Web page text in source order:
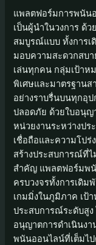
แพลตฟอร์มการพนัน
เป็นผู้นำในวงการ ด้
สมบูรณ์แบบ ทั้งการ
มอบความสะดวกสบ
เล่นทุกคน กลุ่มเป้า
พิเศษและมาตรฐาน
อย่างราบรื่นบนทุกอุป
ปลอดภัย ด้วยใบอนุญ
หน่วยงานระหว่างป
เชื่อถือและความโปร่
สร้างประสบการณ์ที่
สำคัญ แพลตฟอร์มพนั
ครบวงจรทั้งการเดิ
เกมมิ่งในภูมิภาค เป้
ประสบการณ์ระดับสูง
อนุญาตการดำเนินง
พนันออนไลน์ที่เต็มไ